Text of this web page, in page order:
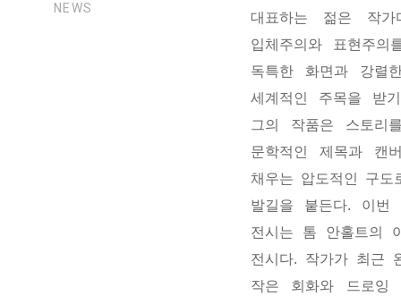
NEWS
대표하는 젊은 작가
입체주의와 표현주의
독특한 화면과 강렬
세계적인 주목을 받
그의 작품은 스토리
문학적인 제목과 캔
채우는 압도적인 구도
발길을 붙든다. 이번
전시는 톰 안홀트의
전시다. 작가가 최근
작은 회화와 드로